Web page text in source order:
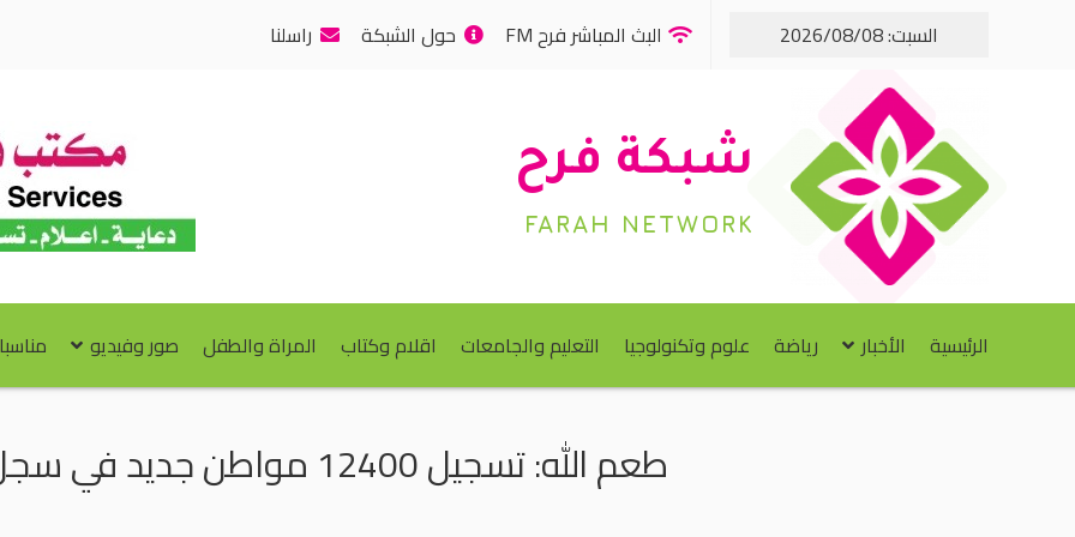
السبت: 2026/08/08 البث المباشر فرح FM حول الشبكة راسلنا
شبكة فرح
FARAH NETWORK
الرئيسية الأخبار رياضة علوم وتكنولوجيا التعليم والجامعات اقلام وكتاب المراة والطفل صور وفيديو
طعم الله: تسجيل 12400 مواطن جديد في سجل الناخبين